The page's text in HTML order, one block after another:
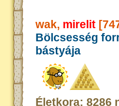
wak, mirelit
Bölcsesség
bástyája
Életkora: 8286